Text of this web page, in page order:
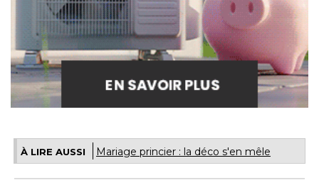
À LIRE AUSSI Mariage princier : la déco s'en mêle